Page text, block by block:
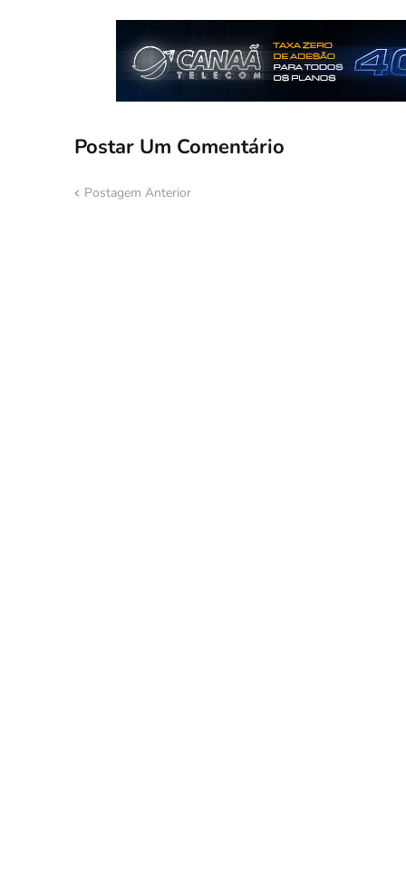
Postar Um Comentário
Postagem Anterior